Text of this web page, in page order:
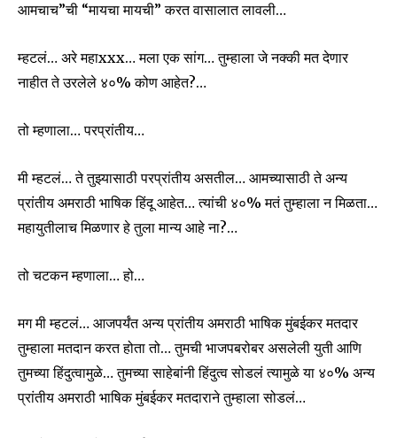
आमचाच”ची “मायचा मायची” करत वासालात लावली…
म्हटलं… अरे महाxxx… मला एक सांग… तुम्हाला जे नक्की मत देणार
नाहीत ते उरलेले ४०% कोण आहेत?…
तो म्हणाला… परप्रांतीय…
मी म्हटलं… ते तुझ्यासाठी परप्रांतीय असतील… आमच्यासाठी ते अन्य
प्रांतीय अमराठी भाषिक हिंदू आहेत… त्यांची ४०% मतं तुम्हाला न मिळता…
महायुतीलाच मिळणार हे तुला मान्य आहे ना?…
तो चटकन म्हणाला… हो…
मग मी म्हटलं… आजपर्यंत अन्य प्रांतीय अमराठी भाषिक मुंबईकर मतदार
तुम्हाला मतदान करत होता तो… तुमची भाजपबरोबर असलेली युती आणि
तुमच्या हिंदुत्वामुळे… तुमच्या साहेबांनी हिंदुत्व सोडलं त्यामुळे या ४०% अन्य
प्रांतीय अमराठी भाषिक मुंबईकर मतदाराने तुम्हाला सोडलं…